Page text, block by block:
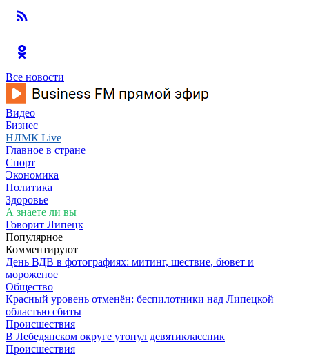
Все новости
Видео
Бизнес
НЛМК Live
Главное в стране
Спорт
Экономика
Политика
Здоровье
А знаете ли вы
Говорит Липецк
Популярное
Комментируют
День ВДВ в фотографиях: митинг, шествие, бювет и
мороженое
Общество
Красный уровень отменён: беспилотники над Липецкой
областью сбиты
Происшествия
В Лебедянском округе утонул девятиклассник
Происшествия